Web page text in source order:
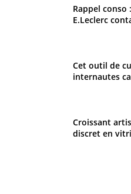
Rappel conso
E.Leclerc
Cet outil de
internautes
Croissant
discret en